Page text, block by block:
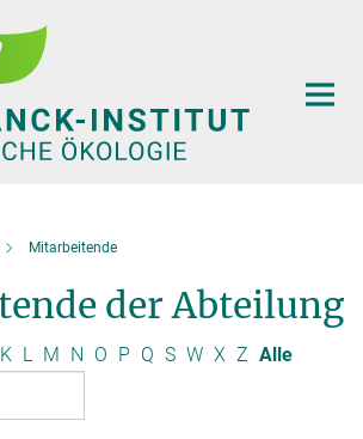
Mitarbeitende
der Abteilung
K L M N O P Q S W X Z Alle